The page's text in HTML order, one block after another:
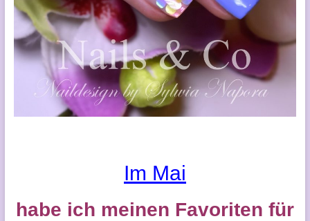
Im Mai
habe ich meinen Favoriten für